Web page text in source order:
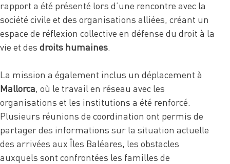
rapport a été présenté lors d’une rencontre avec la
société civile et des organisations alliées, créant un
espace de réflexion collective en défense du droit à la
vie et des droits humaines.
La mission a également inclus un déplacement à
Mallorca, où le travail en réseau avec les
organisations et les institutions a été renforcé.
Plusieurs réunions de coordination ont permis de
partager des informations sur la situation actuelle
des arrivées aux Îles Baléares, les obstacles
auxquels sont confrontées les familles de